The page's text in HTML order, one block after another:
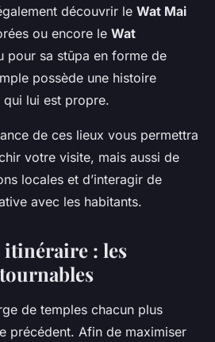
découvrir le Wat Mai
ou encore le Wat
pour sa stūpa en forme de
possède une histoire
qui lui est propre.
de ces lieux vous permettra
votre visite, mais aussi de
locales et d’interagir de
avec les habitants.
: les
de temples chacun plus
précédent. Afin de maximiser